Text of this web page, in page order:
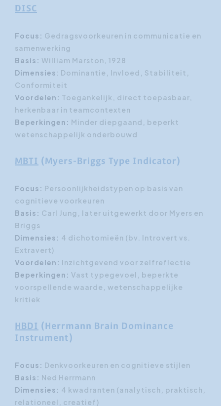
DISC
Focus: Gedragsvoorkeuren in communicatie en
samenwerking
Basis: William Marston, 1928
Dimensies : Dominantie, Invloed, Stabiliteit,
Conformiteit
Voordelen: Toegankelijk, direct toepasbaar,
herkenbaar in teamcontexten
Beperkingen: Minder diepgaand, beperkt
wetenschappelijk onderbouwd
MBTI (Myers-Briggs Type Indicator)
Focus: Persoonlijkheidstypen op basis van
cognitieve voorkeuren
Basis: Carl Jung, later uitgewerkt door Myers en
Briggs
Dimensies: 4 dichotomieën (bv. Introvert vs.
Extravert)
Voordelen: Inzichtgevend voor zelfreflectie
Beperkingen: Vast typegevoel, beperkte
voorspellende waarde, wetenschappelijke
kritiek
HBDI (Herrmann Brain Dominance
Instrument)
Focus: Denkvoorkeuren en cognitieve stijlen
Basis: Ned Herrmann
Dimensies: 4 kwadranten (analytisch, praktisch,
relationeel, creatief)